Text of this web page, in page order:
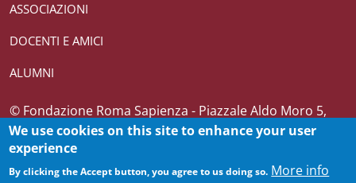
ASSOCIAZIONI
DOCENTI E AMICI
ALUMNI
Credits
© Fondazione Roma Sapienza - Piazzale Aldo Moro 5,
00185 Roma T (+39) 06 4969 0362-0361 CF 10082271007
We use cookies on this site to enhance your user
experience
By clicking the Accept button, you agree to us doing so. More info